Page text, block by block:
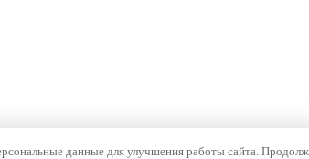
данные для улучшения работы сайта.